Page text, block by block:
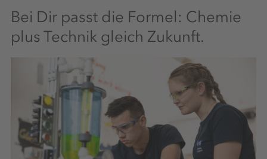
Bei Dir passt die Formel: Chemie
plus Technik gleich Zukunft.